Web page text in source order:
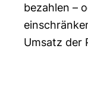
bezahlen –
Umsatz der